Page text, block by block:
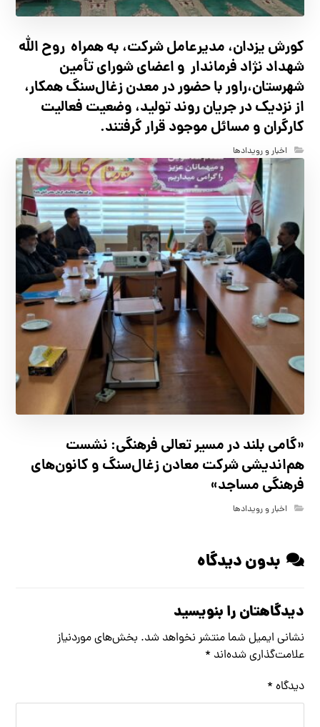
کورش یزدان، مدیرعامل شرکت، به همراه روح الله
شهداد نژاد فرماندار و اعضای شورای تأ‌مین
شهرستان،راور با حضور در معدن زغال‌سنگ همکار،
از نزدیک در جریان روند تولید، وضعیت فعالیت
کارگران و مسائل موجود قرار گرفتند.
اخبار و رویدادها
«گامی بلند در مسیر تعالی فرهنگی: نشست
هم‌اندیشی شرکت معادن زغال‌سنگ و کانون‌های
فرهنگی مساجد»
اخبار و رویدادها
بدون دیدگاه
دیدگاهتان را بنویسید
نشانی ایمیل شما منتشر نخواهد شد. بخش‌های موردنیاز
علامت‌گذاری شده‌اند *
دیدگاه *